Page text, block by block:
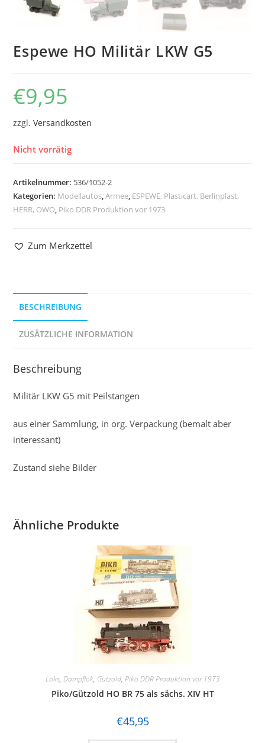
Espewe HO Militär LKW G5
€9,95
zzgl.Versandkosten
Nicht vorrätig
Artikelnummer: 536/1052-2
Kategorien: Modellautos,Armee, ESPEWE, Plasticart, Berlinplast,
HERR, OWO, Piko DDR Produktion vor 1973
Zum Merkzettel
BESCHREIBUNG
ZUSÄTZLICHE INFORMATION
Beschreibung
Militär LKW G5 mit Peilstangen
aus einer Sammlung, in org. Verpackung (bemalt aber
interessant)
Zustand siehe Bilder
Ähnliche Produkte
Loks, Dampflok, Gützold, Piko DDR Produktion vor 1973
Piko/Gützold HO BR 75 als sächs. XIV HT
€45,95